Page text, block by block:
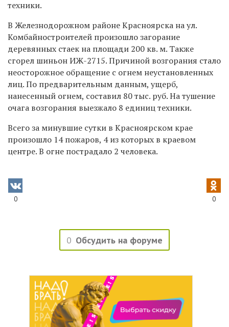
техники.
В Железнодорожном районе Красноярска на ул.
Комбайностроителей произошло загорание
деревянных стаек на площади 200 кв. м. Также
сгорел шиньон ИЖ-2715. Причиной возгорания стало
неосторожное обращение с огнем неустановленных
лиц. По предварительным данным, ущерб,
нанесенный огнем, составил 80 тыс. руб. На тушение
очага возгорания выезжало 8 единиц техники.
Всего за минувшие сутки в Красноярском крае
произошло 14 пожаров, 4 из которых в краевом
центре. В огне пострадало 2 человека.
0 0
0 Обсудить на форуме